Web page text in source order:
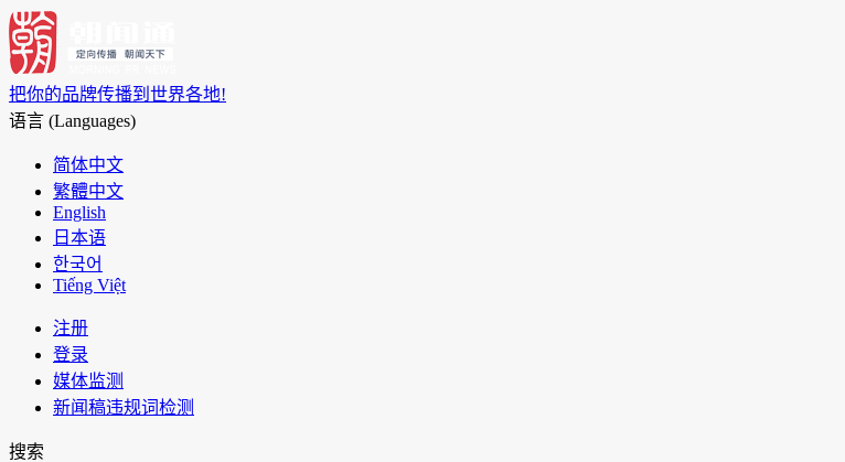
把你的品牌传播到世界各地!
语言 (Languages)
简体中文
繁體中文
English
日本语
한국어
Tiếng Việt
注册
登录
媒体监测
新闻稿违规词检测
搜索